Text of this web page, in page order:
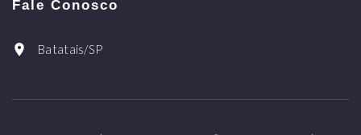
Fale Conosco
Batatais/SP